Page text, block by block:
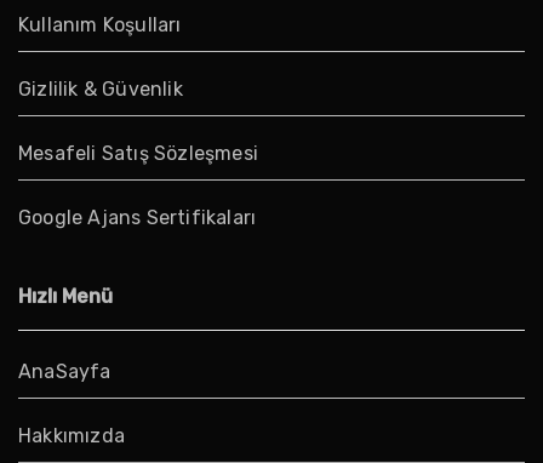
Kullanım Koşulları
Gizlilik & Güvenlik
Mesafeli Satış Sözleşmesi
Google Ajans Sertifikaları
Hızlı Menü
AnaSayfa
Hakkımızda